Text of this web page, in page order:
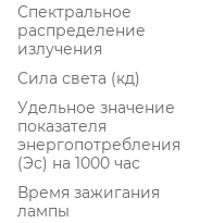
Спектральное
распределение
излучения
Сила света (кд)
Удельное значение
показателя
энергопотребления
(Эс) на 1000 час
Время зажигания
лампы